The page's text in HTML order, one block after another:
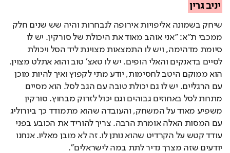
יניב גרין
שיחק בשמונה אליפויות אירופה לנבחרות והיה שש שנים חלק
ממכבי ת"א: "אני אוהב מאוד את היכולת של סורקין. יש לו
סיומת מדהימה, ויש לו התמצאות מצוינת ליד הסל ויכולת
לסיים בדאנקים והאלי הופים. יש לו טאצ' טוב והוא אתלט מצוין.
הוא ממוקם היטב לחסימות, יודע מתי לקפוץ ואיך להיות מוכן
עם הרגליים. יש לו גם יכולת טובה עם הגב לסל. הוא מסיים
מתחת לסל באחוזים גבוהים וגם יכול לזרוק מבחוץ. סורקין
משפיע מאוד על המשחק, והעובדה שהוא מתמודד כך ביורוליג
עם המסות האלה אומרת הרבה. צריך להוריד את הכובע בפני
עודד קטש על הקרדיט שהוא נותן לו. זה לא מובן מאליו. אנחנו
יודעים שזה מצרך נדיר לתת במה לישראלים".